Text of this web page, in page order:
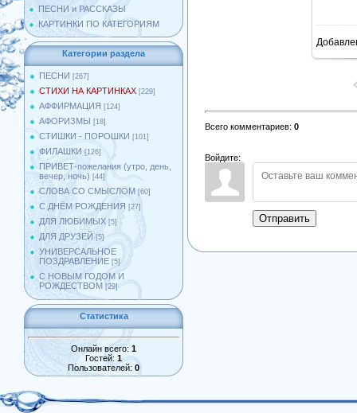
ПЕСНИ и РАССКАЗЫ
КАРТИНКИ ПО КАТЕГОРИЯМ
Категории раздела
ПЕСНИ [267]
СТИХИ НА КАРТИНКАХ [229]
АФФИРМАЦИЯ [124]
АФОРИЗМЫ [18]
СТИШКИ - ПОРОШКИ [101]
ФИЛАШКИ [126]
ПРИВЕТ-пожелания (утро, день,
вечер, ночь) [44]
СЛОВА СО СМЫСЛОМ [60]
С ДНЁМ РОЖДЕНИЯ [27]
ДЛЯ ЛЮБИМЫХ [5]
ДЛЯ ДРУЗЕЙ [5]
УНИВЕРСАЛЬНОЕ
ПОЗДРАВЛЕНИЕ [5]
С НОВЫМ ГОДОМ И
РОЖДЕСТВОМ [29]
Статистика
Онлайн всего: 1
Гостей: 1
Пользователей: 0
Всего комментариев: 0
Войдите:
Отправить